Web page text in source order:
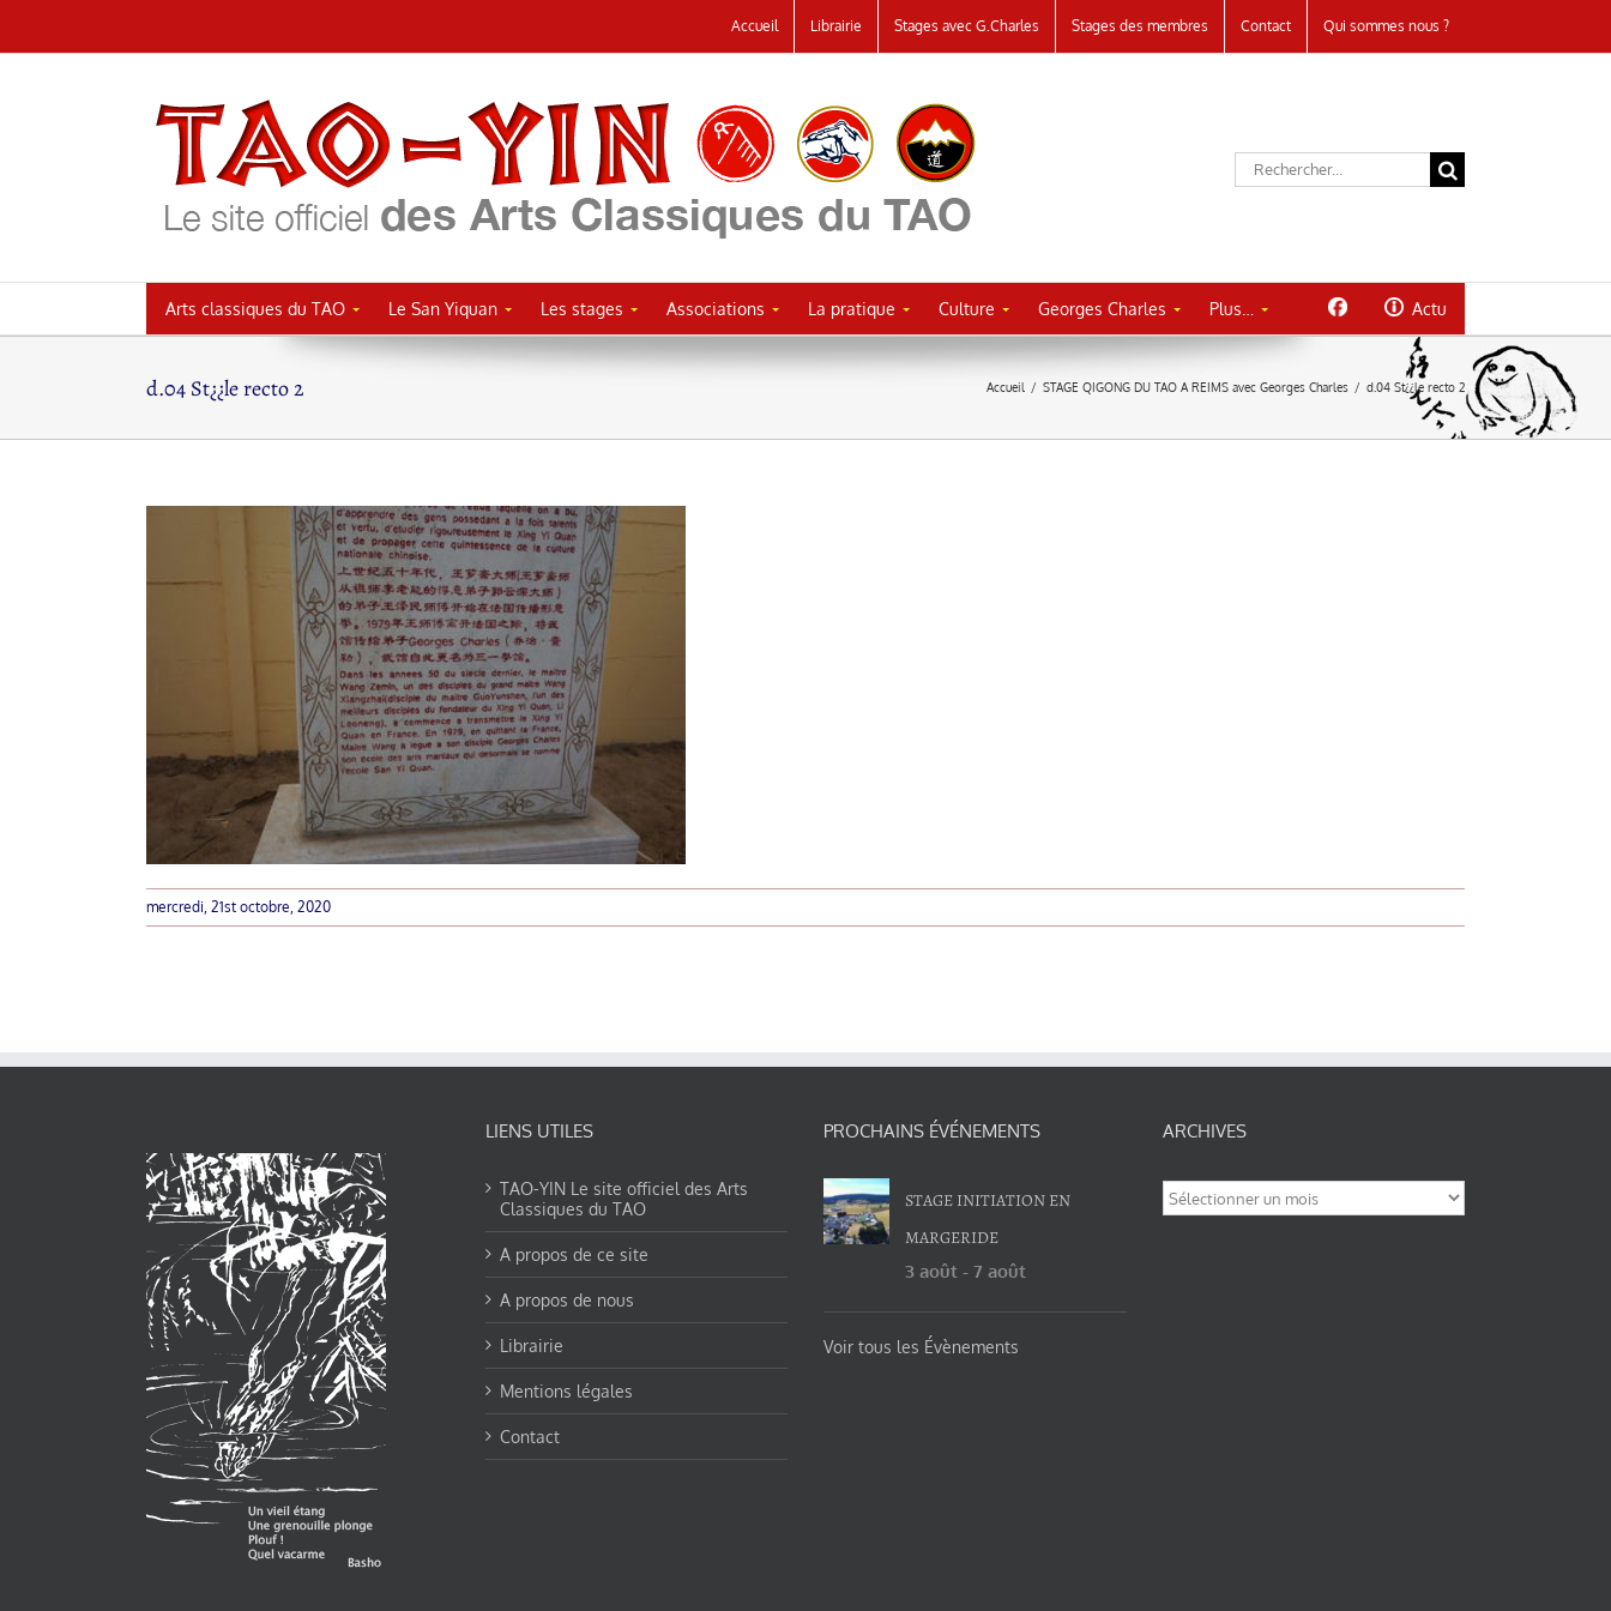
au
Accueil Librairie Stages avec G.Charles Stages des membres Contact Qui sommes nous ?
Rechercher:
Arts classiques du TAO Le San Yiquan Les stages Associations La pratique Culture Georges Charles Plus… Actu
d.04 St¿¿le recto 2 Accueil / STAGE QIGONG DU TAO A REIMS avec Georges Charles / d.04 St¿¿le recto 2
mercredi, 21st octobre, 2020
LIENS UTILES
TAO-YIN Le site officiel des Arts
Classiques du TAO
A propos de ce site
A propos de nous
Librairie
Mentions légales
Contact
PROCHAINS ÉVÉNEMENTS
STAGE INITIATION EN
MARGERIDE
3 août -7 août
Voir tous les Évènements
ARCHIVES
Archives